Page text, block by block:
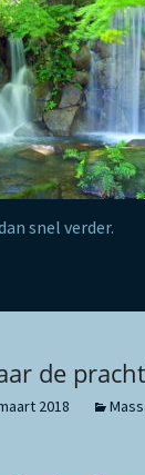
snel verder.
de
2018